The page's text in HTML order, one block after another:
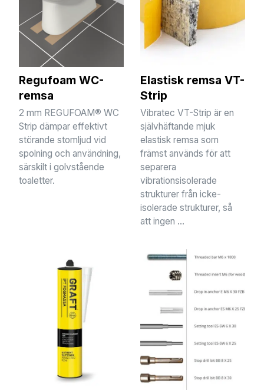
Regufoam WC-
remsa
2 mm REGUFOAM® WC
Strip dämpar effektivt
störande stomljud vid
spolning och användning,
särskilt i golvstående
toaletter.
Elastisk remsa VT-
Strip
Vibratec VT-Strip är en
självhäftande mjuk
elastisk remsa som
främst används för att
separera
vibrationsisolerade
strukturer från icke-
isolerade strukturer, så
att ingen ...